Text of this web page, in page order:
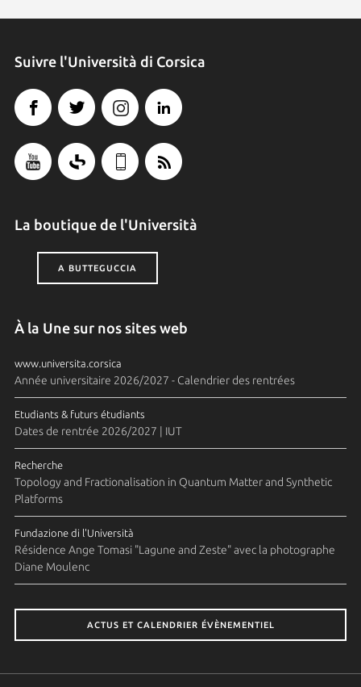
Suivre l'Università di Corsica
La boutique de l'Università
A BUTTEGUCCIA
À la Une sur nos sites web
www.universita.corsica
Année universitaire 2026/2027 - Calendrier des rentrées
Etudiants & futurs étudiants
Dates de rentrée 2026/2027 | IUT
Recherche
Topology and Fractionalisation in Quantum Matter and Synthetic
Platforms
Fundazione di l'Università
Résidence Ange Tomasi "Lagune and Zeste" avec la photographe
Diane Moulenc
ACTUS ET CALENDRIER ÉVÈNEMENTIEL